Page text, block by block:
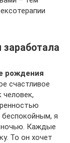
заработала
рождения
счастливое
я
ночью. Каждые
То он хочет